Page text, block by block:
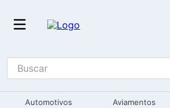
Buscar
Automotivos Aviamentos